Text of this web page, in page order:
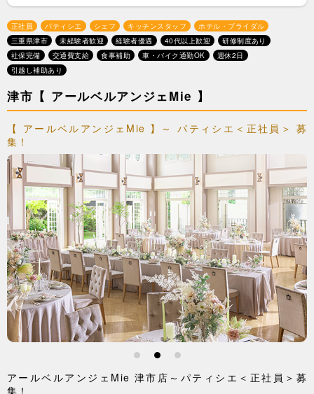
正社員 パティシエ シェフ キッチンスタッフ
ホテル・ブライダル
三重県津市
未経験者歓迎 経験者優遇 40代以上歓迎
研修制度あり
社保完備
交通費支給 食事補助 車・バイク通勤OK
週休2日
引越し補助あり
津市【 アールベルアンジェMie 】
【 アールベルアンジェMie 】～ パティシエ＜正社員＞ 募
集！
1 2 3
アールベルアンジェMie 津市店～パティシエ＜正社員＞募
集！